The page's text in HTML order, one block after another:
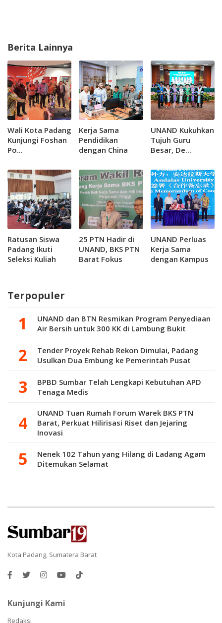
Berita Lainnya
Wali Kota Padang
Kunjungi Foshan
Po...
Kerja Sama
Pendidikan
dengan China
Mahasiswa
Padang Raih
Beasiswa Penuh
UNAND Kukuhkan
Tujuh Guru
Besar, De...
Ratusan Siswa
Padang Ikuti
Seleksi Kuliah
25 PTN Hadir di
UNAND, BKS PTN
Barat Fokus
UNAND Perluas
Kerja Sama
dengan Kampus
Terpopuler
UNAND dan BTN Resmikan Program Penyediaan
Air Bersih untuk 300 KK di Lambung Bukit
Tender Proyek Rehab Rekon Dimulai, Padang
Usulkan Dua Embung ke Pemerintah Pusat
BPBD Sumbar Telah Lengkapi Kebutuhan APD
Tenaga Medis
UNAND Tuan Rumah Forum Warek BKS PTN
Barat, Perkuat Hilirisasi Riset dan Jejaring
Inovasi
Nenek 102 Tahun yang Hilang di Ladang Agam
Ditemukan Selamat
Kota Padang, Sumatera Barat
Kunjungi Kami
Redaksi